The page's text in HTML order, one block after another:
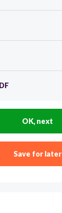
OK, next
Save for later